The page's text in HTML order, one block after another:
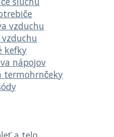
vzduchu
kefky
nápojov
termohrnčeky